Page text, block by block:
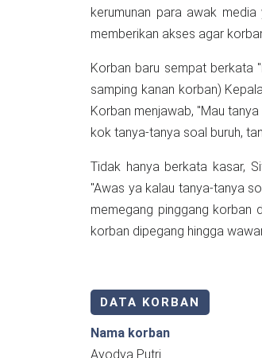
kerumunan para awak
memberikan akses agar
Korban baru sempat berkata
samping kanan korban)
Korban menjawab, "Mau
kok tanya-tanya soal buruh,
Tidak hanya berkata kasar,
"Awas ya kalau tanya-tanya
memegang pinggang korban
korban dipegang hingga
DATA KORBAN
Nama korban
Ayodya Putri